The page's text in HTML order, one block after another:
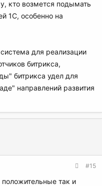
кто возмется подымать
1С, особенно на
для реализации
битрикса,
битрикса удел для
направлений развития
#15
так и